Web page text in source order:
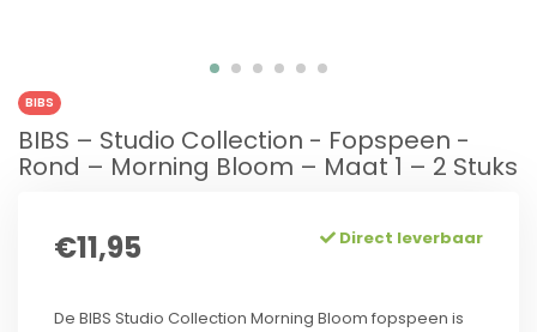
BIBS
BIBS – Studio Collection - Fopspeen -
Rond – Morning Bloom – Maat 1 – 2 Stuks
€11,95 Direct leverbaar
De BIBS Studio Collection Morning Bloom fopspeen is